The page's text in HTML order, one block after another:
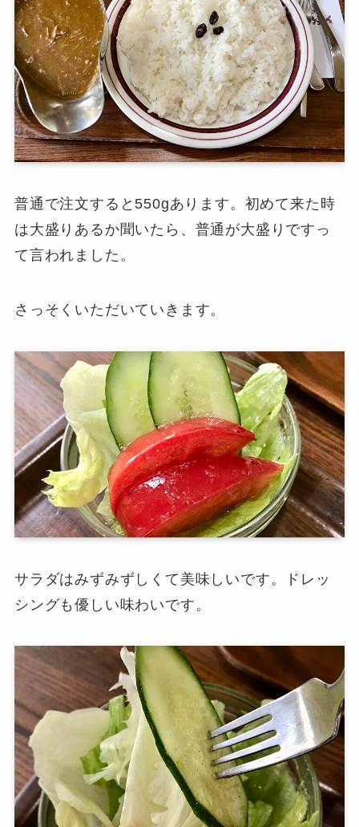
普通で注文すると550gあります。初めて来た時
は大盛りあるか聞いたら、普通が大盛りですっ
て言われました。
さっそくいただいていきます。
サラダはみずみずしくて美味しいです。ドレッ
シングも優しい味わいです。